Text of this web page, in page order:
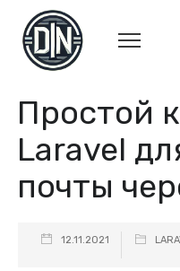
Простой
Laravel
почты
12.11.2021